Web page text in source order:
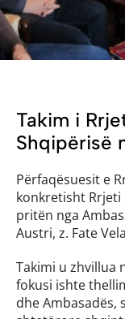
Takim i
Shqipërisë
Përfaqësuesit e
konkretisht Rrjeti
pritën nga
Austri, z. Fate
Takimi u zhvillua
fokusi ishte
dhe Ambasadës,